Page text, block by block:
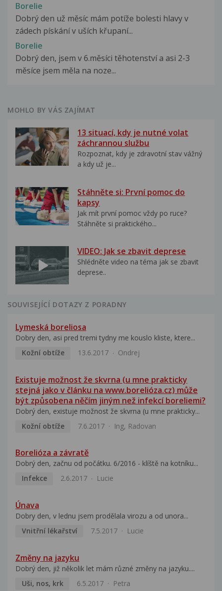
Borelie
Dobrý den už měsíc mám potíže bolesti hlavy v
zádech pískání v uších křupaní...
Borelie
Dobrý den, jsem v 6.měsíci těhotenství a asi 2-3
měsíce jsem měla na noze...
MOHLO BY VÁS ZAJÍMAT
13 situací, kdy je nutné volat
záchrannou službu
Rozpoznat, kdy je zdravotní stav vážný
a kdy už je...
Stáhněte si: První pomoc do
kapsy
Jak mít první pomoc vždy po ruce?
Stáhněte si praktického...
VIDEO: Jak se zbavit deprese
Shlédněte video na téma jak se zbavit
deprese..
SOUVISEJÍCÍ DOTAZY Z PORADNY
Lymeská boreliosa
Dobry den, asi pred tremi tydny me kouslo kliste, ktere...
Kožní obtíže
13.6.2017 Ondrej
Existuje možnost že skvrna (u mne prakticky
stejná jako v článku na www.borelióza.cz) může
být způsobena něčím jiným než infekcí boreliemi?
Dobrý den, existuje možnost že skvrna (u mne prakticky...
Kožní obtíže
7.6.2017 Ing, Radovan
Borelióza a závratě
Dobrý den, začnu od počátku. 6/2016 - klíště na kotníku...
Infekce
2.6.2017 Lucie
Únava
Dobry den, v lednu jsem prodělala virozu a od unora...
Vnitřní lékařství
7.5.2017 Lucie
Změny na jazyku
Dobrý den, již několik let mám různé změny na jazyku....
Uši, nos, krk
6.5.2017 Petra